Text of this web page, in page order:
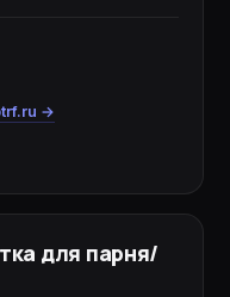
→
для парня/